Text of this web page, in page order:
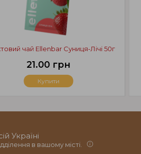
чай Ellenbar Суниця-Лічі 50г
21.00 грн
Купити
Україні
в вашому місті.